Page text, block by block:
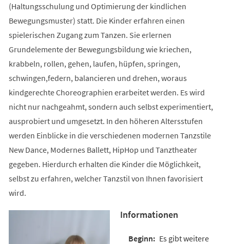
(Haltungsschulung und Optimierung der kindlichen
Bewegungsmuster) statt. Die Kinder erfahren einen
spielerischen Zugang zum Tanzen. Sie erlernen
Grundelemente der Bewegungsbildung wie kriechen,
krabbeln, rollen, gehen, laufen, hüpfen, springen,
schwingen,federn, balancieren und drehen, woraus
kindgerechte Choreographien erarbeitet werden. Es wird
nicht nur nachgeahmt, sondern auch selbst experimentiert,
ausprobiert und umgesetzt. In den höheren Altersstufen
werden Einblicke in die verschiedenen modernen Tanzstile
New Dance, Modernes Ballett, HipHop und Tanztheater
gegeben. Hierdurch erhalten die Kinder die Möglichkeit,
selbst zu erfahren, welcher Tanzstil von Ihnen favorisiert
wird.
Informationen
Es gibt weitere